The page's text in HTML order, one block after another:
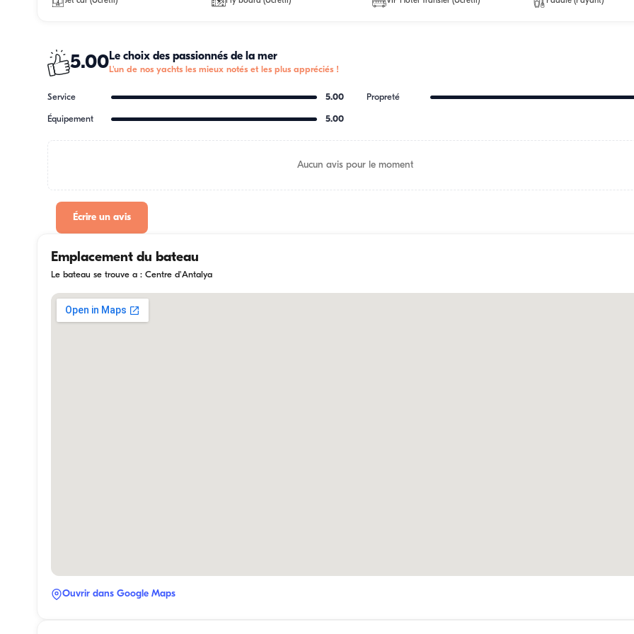
5.00Le choix des passionnés de la mer
L'un de nos yachts les mieux notés et les plus appréciés !
Service 5.00 Propreté
Équipement 5.00
Aucun avis pour le moment
Écrire un avis
Emplacement du bateau
Le bateau se trouve a : Centre d'Antalya
Ouvrir dans Google Maps